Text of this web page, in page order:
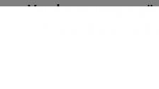
Vendosen rampa
kufizuar dhe jo